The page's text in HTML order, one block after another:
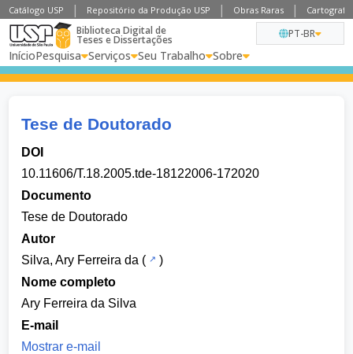
Catálogo USP Repositório da Produção USP Obras Raras
Biblioteca Digital de
Teses e Dissertações
InícioPesquisa Serviços Seu Trabalho Sobre
PT-BR
Tese de Doutorado
DOI
10.11606/T.18.2005.tde-18122006-172020
Documento
Tese de Doutorado
Autor
Silva, Ary Ferreira da (
)
Nome completo
Ary Ferreira da Silva
E-mail
Mostrar e-mail